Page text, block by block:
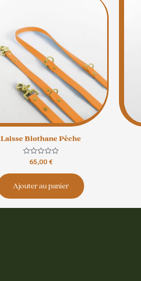
Laisse Biothane Pêche
Note
sur
65,00€
Ajouter au panier